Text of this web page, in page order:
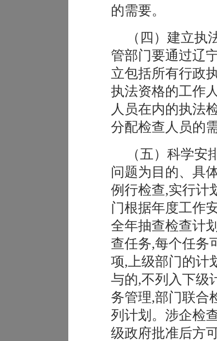
的需要。
（四）建立执
管部门要通过辽
立包括所有行政
执法资格的工作
人员在内的执法
分配检查人员的
（五）科学安
问题为目的、具
例行检查,实行计
门根据年度工作
全年抽查检查计
查任务,每个任务
项,上级部门的计
与的,不列入下级
务管理,部门联合
列计划。涉企检
级政府批准后方